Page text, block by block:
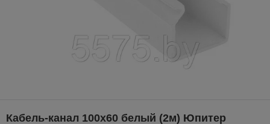
Кабель-канал 100х60 белый (2м) Юпитер